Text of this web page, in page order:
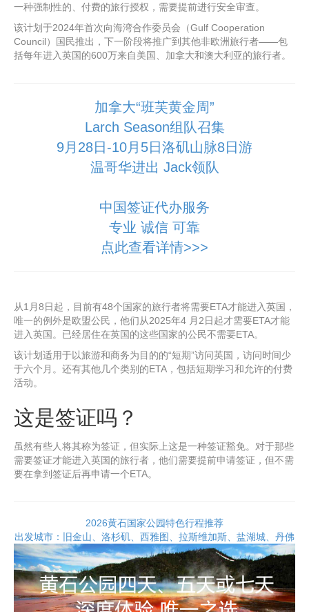
一种强制性的、付费的旅行授权，需要提前进行安全审查。
该计划于2024年首次向海湾合作委员会（Gulf Cooperation
Council）国民推出，下一阶段将推广到其他非欧洲旅行者——包
括每年进入英国的600万来自美国、加拿大和澳大利亚的旅行者。
加拿大“班芙黄金周”
Larch Season组队召集
9月28日-10月5日洛矶山脉8日游
温哥华进出 Jack领队
中国签证代办服务
专业 诚信 可靠
点此查看详情>>>
从1月8日起，目前有48个国家的旅行者将需要ETA才能进入英国，
唯一的例外是欧盟公民，他们从2025年4 月2日起才需要ETA才能
进入英国。已经居住在英国的这些国家的公民不需要ETA。
该计划适用于以旅游和商务为目的的“短期”访问英国，访问时间少
于六个月。还有其他几个类别的ETA，包括短期学习和允许的付费
活动。
这是签证吗？
虽然有些人将其称为签证，但实际上这是一种签证豁免。对于那些
需要签证才能进入英国的旅行者，他们需要提前申请签证，但不需
要在拿到签证后再申请一个ETA。
2026黄石国家公园特色行程推荐
出发城市：旧金山、洛杉矶、西雅图、拉斯维加斯、盐湖城、丹佛